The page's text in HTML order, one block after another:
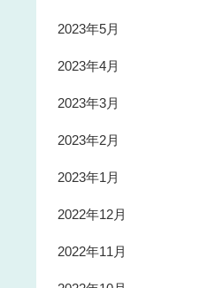
2023年5月
2023年4月
2023年3月
2023年2月
2023年1月
2022年12月
2022年11月